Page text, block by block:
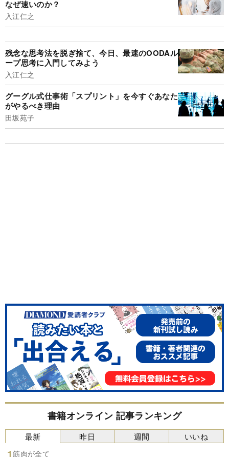
なぜ速いのか？
入江仁之
残念な思考法を脱ぎ捨て、今日、最速のOODAル
ープ思考に入門してみよう
入江仁之
グーグル式仕事術「スプリント」を今すぐあなた
がやるべき理由
田坂苑子
書籍オンライン 記事ランキング
最新
筋肉が全て
昨日 週間 いいね